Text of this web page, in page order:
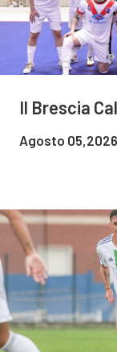
Il Brescia
Agosto 05,2026